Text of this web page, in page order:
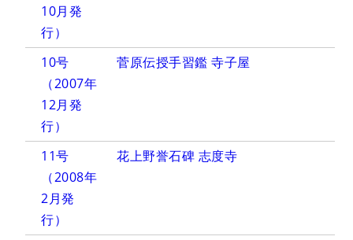
10月発
行）
10号
（2007年
12月発
行）
菅原伝授手習鑑 寺子屋
11号
（2008年
2月発
行）
花上野誉石碑 志度寺